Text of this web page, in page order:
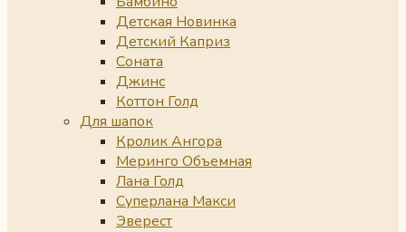
Детская Новинка
Детский Каприз
Соната
Джинс
Коттон Голд
Для шапок
Кролик Ангора
Меринго Объемная
Лана Голд
Суперлана Макси
Эверест